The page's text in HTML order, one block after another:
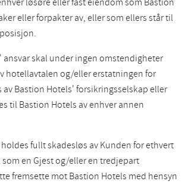
eller forpakter av, eller som ellers står til
ansvar skal under ingen omstendigheter
hotellavtalen og/eller erstatningen for
av Bastion Hotels' forsikringsselskap eller
til Bastion Hotels av enhver annen
fullt skadesløs av Kunden for ethvert
en Gjest og/eller en tredjepart
fremsette mot Bastion Hotels med hensyn